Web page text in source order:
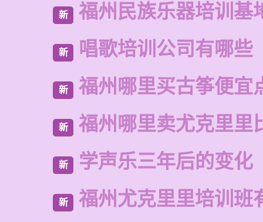
新 福州民族乐器培训基
新 唱歌培训公司有哪些
新 福州哪里买古筝便宜
新 福州哪里卖尤克里里
新 学声乐三年后的变化
新 福州尤克里里培训班